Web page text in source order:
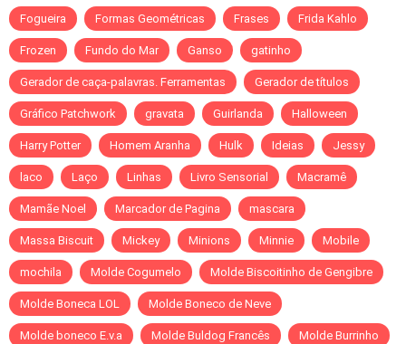
Fogueira Formas Geométricas Frases Frida Kahlo
Frozen Fundo do Mar Ganso gatinho
Gerador de caça-palavras. Ferramentas Gerador de títulos
Gráfico Patchwork gravata Guirlanda Halloween
Harry Potter Homem Aranha Hulk Ideias Jessy
laco Laço Linhas Livro Sensorial Macramê
Mamãe Noel Marcador de Pagina mascara
Massa Biscuit Mickey Minions Minnie Mobile
mochila Molde Cogumelo Molde Biscoitinho de Gengibre
Molde Boneca LOL Molde Boneco de Neve
Molde boneco E.v.a Molde Buldog Francês Molde Burrinho